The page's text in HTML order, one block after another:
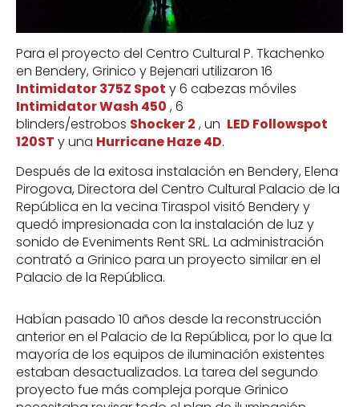
Para el proyecto del Centro Cultural P. Tkachenko
en Bendery, Grinico y Bejenari utilizaron 16
Intimidator 375Z Spot y 6 cabezas móviles
Intimidator Wash 450 , 6
blinders/estrobos Shocker 2 , un LED Followspot
120ST y una Hurricane Haze 4D.
Después de la exitosa instalación en Bendery, Elena
Pirogova, Directora del Centro Cultural Palacio de la
República en la vecina Tiraspol visitó Bendery y
quedó impresionada con la instalación de luz y
sonido de Eveniments Rent SRL. La administración
contrató a Grinico para un proyecto similar en el
Palacio de la República.
Habían pasado 10 años desde la reconstrucción
anterior en el Palacio de la República, por lo que la
mayoría de los equipos de iluminación existentes
estaban desactualizados. La tarea del segundo
proyecto fue más compleja porque Grinico